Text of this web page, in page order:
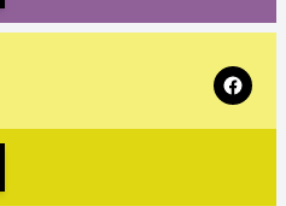
Follow